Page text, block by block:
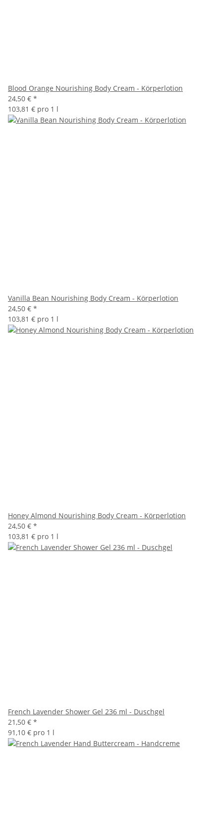
Blood Orange Nourishing Body Cream - Körperlotion
24,50 € *
103,81 € pro 1 l
Vanilla Bean Nourishing Body Cream - Körperlotion
24,50 € *
103,81 € pro 1 l
Honey Almond Nourishing Body Cream - Körperlotion
24,50 € *
103,81 € pro 1 l
French Lavender Shower Gel 236 ml - Duschgel
21,50 € *
91,10 € pro 1 l